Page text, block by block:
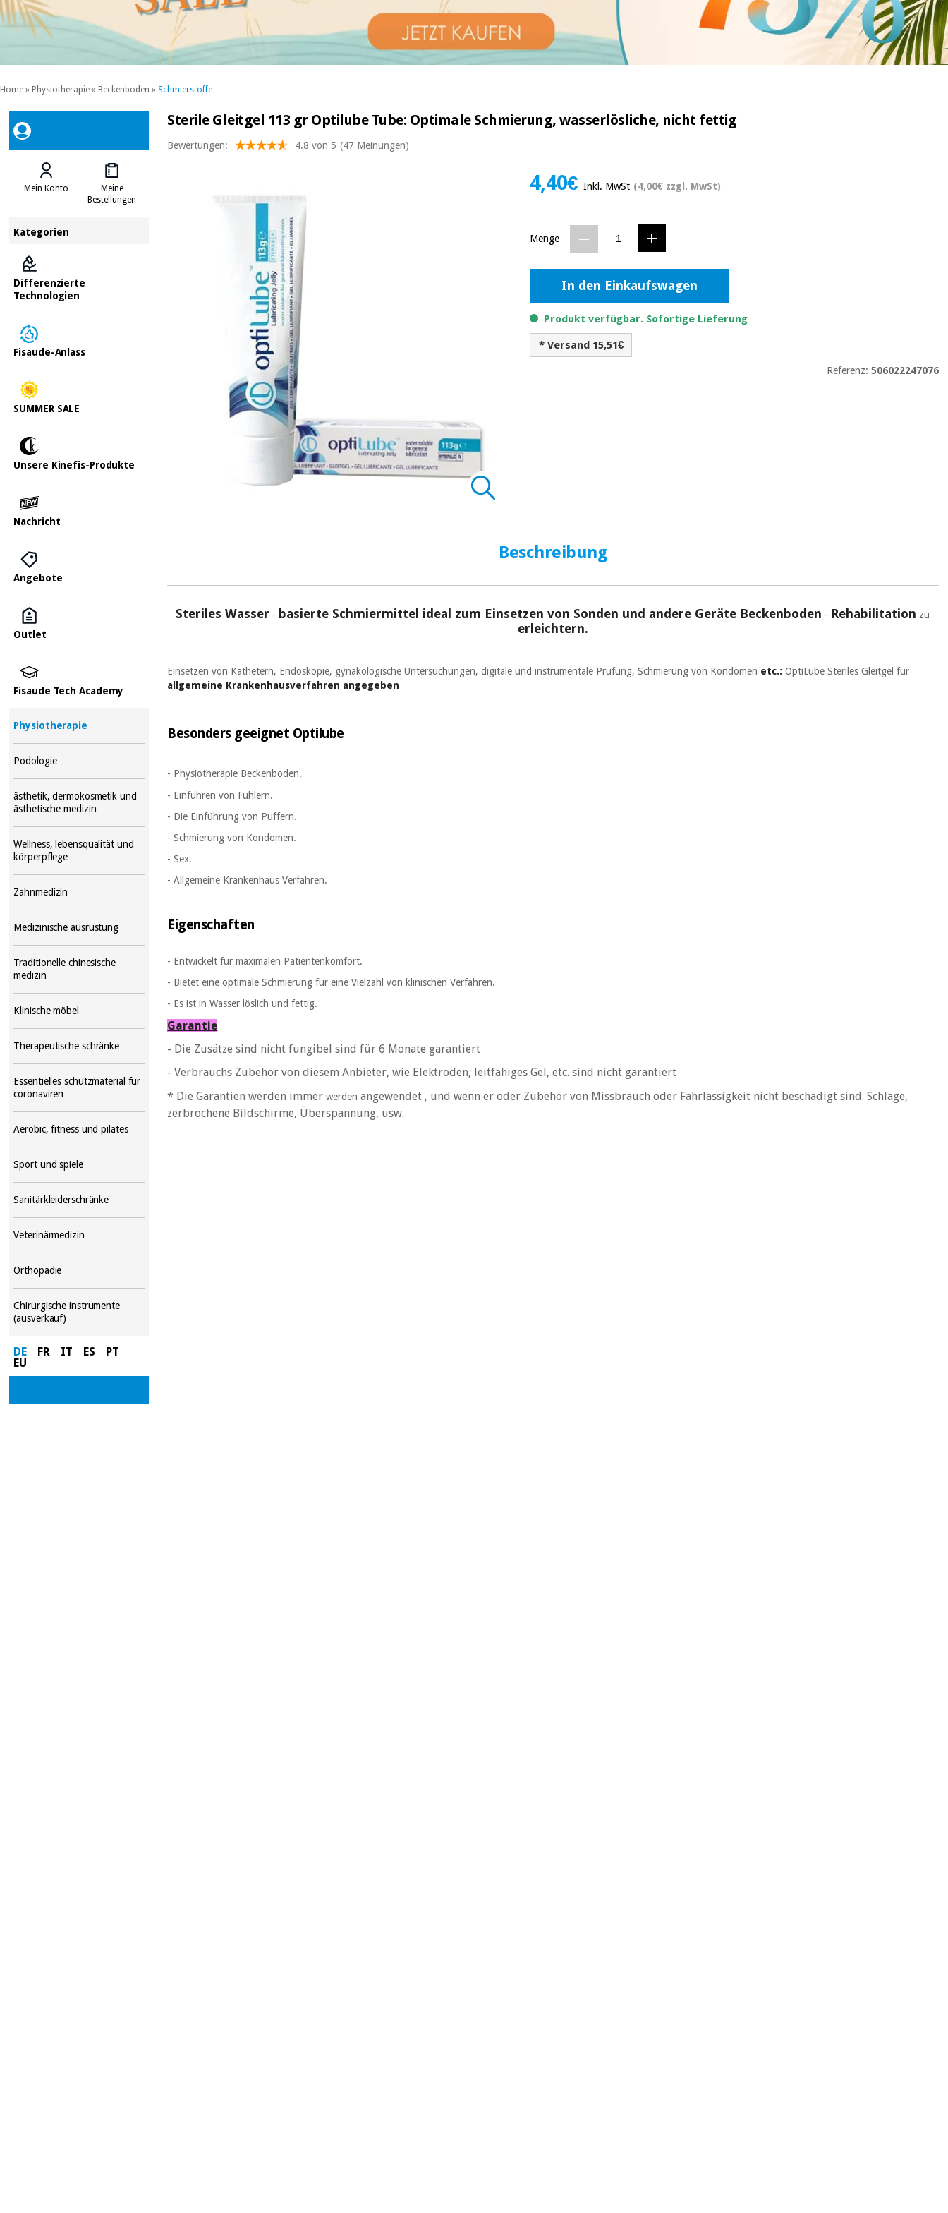
Home » Physiotherapie » Beckenboden » Schmierstoffe
Mein Konto
Meine
Bestellungen
Kategorien
Differenzierte
Technologien
Fisaude-Anlass
SUMMER SALE
Unsere Kinefis-Produkte
Nachricht
Angebote
Outlet
Fisaude Tech Academy
Physiotherapie
Podologie
ästhetik, dermokosmetik und
ästhetische medizin
Wellness, lebensqualität und
körperpflege
Zahnmedizin
Medizinische ausrüstung
Traditionelle chinesische
medizin
Klinische möbel
Therapeutische schränke
Essentielles schutzmaterial für
coronaviren
Aerobic, fitness und pilates
Sport und spiele
Sanitärkleiderschränke
Veterinärmedizin
Orthopädie
Chirurgische instrumente
(ausverkauf)
DE FR IT ES
PT
EU
Sterile Gleitgel 113 gr Optilube Tube: Optimale Schmierung, wasserlösliche, nicht fettig
Bewertungen: 4.8 von 5 (47 Meinungen)
4,40€Inkl. MwSt (4,00€ zzgl. MwSt)
Menge
In den Einkaufswagen
Produkt verfügbar. Sofortige Lieferung
* Versand 15,51€
Referenz: 506022247076
Beschreibung
Steriles Wasser - basierte Schmiermittel ideal zum Einsetzen von Sonden und andere Geräte Beckenboden - Rehabilitation zu
erleichtern.
Einsetzen von Kathetern, Endoskopie, gynäkologische Untersuchungen, digitale und instrumentale Prüfung, Schmierung von Kondomen etc.: OptiLube Steriles Gleitgel für
allgemeine Krankenhausverfahren angegeben
Besonders geeignet Optilube
- Physiotherapie Beckenboden.
- Einführen von Fühlern.
- Die Einführung von Puffern.
- Schmierung von Kondomen.
- Sex.
- Allgemeine Krankenhaus Verfahren.
Eigenschaften
- Entwickelt für maximalen Patientenkomfort.
- Bietet eine optimale Schmierung für eine Vielzahl von klinischen Verfahren.
- Es ist in Wasser löslich und fettig.
Garantie
- Die Zusätze sind nicht fungibel sind für 6 Monate garantiert
- Verbrauchs Zubehör von diesem Anbieter, wie Elektroden, leitfähiges Gel, etc. sind nicht garantiert
* Die Garantien werden immer werdenangewendet , und wenn er oder Zubehör von Missbrauch oder Fahrlässigkeit nicht beschädigt sind: Schläge,
zerbrochene Bildschirme, Überspannung, usw.